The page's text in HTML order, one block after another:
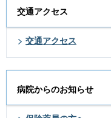
交通アクセス
交通アクセス
病院からのお知らせ